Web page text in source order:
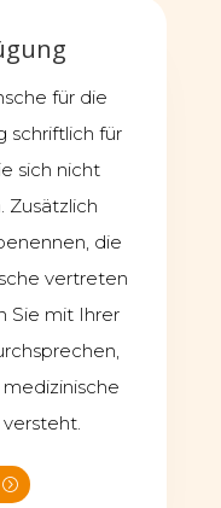
für die
schriftlich für
sich nicht
Zusätzlich
die
vertreten
Sie mit Ihrer